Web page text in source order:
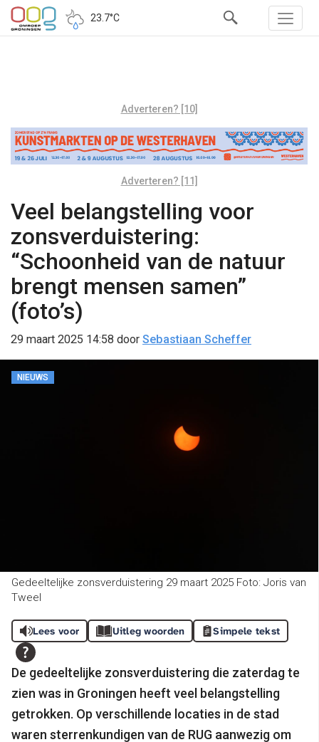
23.7°C
Adverteren? [10]
Adverteren? [11]
Veel belangstelling voor
zonsverduistering:
“Schoonheid van de natuur
brengt mensen samen”
(foto’s)
29 maart 2025 14:58 door Sebastiaan Scheffer
NIEUWS
Gedeeltelijke zonsverduistering 29 maart 2025 Foto: Joris van
Tweel
Lees voor Uitleg woorden Simpele tekst
De gedeeltelijke zonsverduistering die zaterdag te
zien was in Groningen heeft veel belangstelling
getrokken. Op verschillende locaties in de stad
waren sterrenkundigen van de RUG aanwezig om